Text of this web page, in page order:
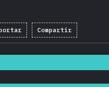
completado:
Compartir